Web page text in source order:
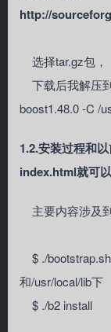
http://
选择tar.gz包，
下载后我解压
boost1.48.0 -C /
1.2.安装过程和
index.html就可以
主要内容涉及
$ ./
和/usr/local/lib下
$ ./b2 install